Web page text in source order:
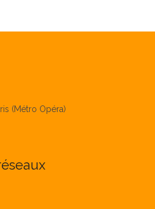
(Métro Opéra)